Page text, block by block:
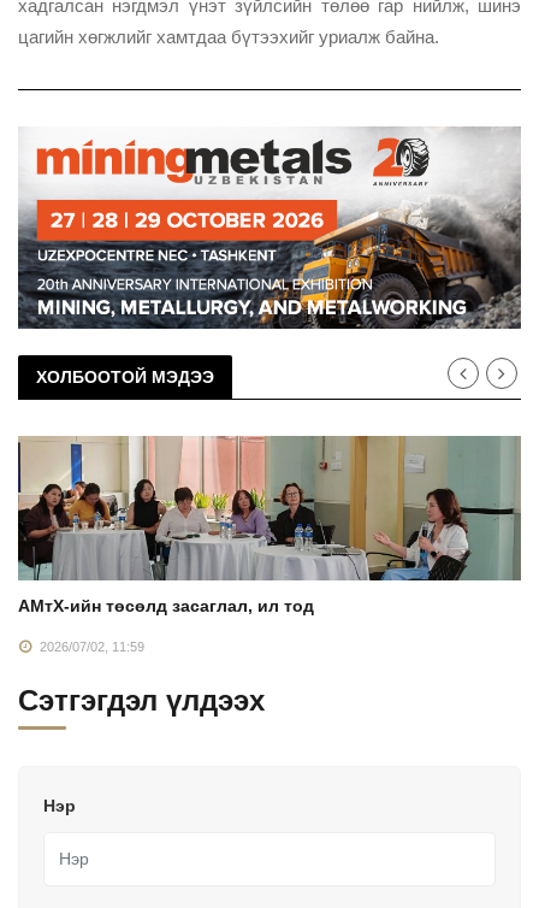
хадгалсан нэгдмэл үнэт зүйлсийн төлөө гар нийлж, шинэ
цагийн хөгжлийг хамтдаа бүтээхийг уриалж байна.
ХОЛБООТОЙ МЭДЭЭ
АМтХ-ийн төсөлд засаглал, ил тод
2026/07/02, 11:59
Сэтгэгдэл үлдээх
Нэр